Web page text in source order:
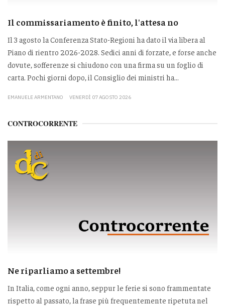
Il commissariamento è finito, l'attesa no
Il 3 agosto la Conferenza Stato-Regioni ha dato il via libera al
Piano di rientro 2026-2028. Sedici anni di forzate, e forse anche
dovute, sofferenze si chiudono con una firma su un foglio di
carta. Pochi giorni dopo, il Consiglio dei ministri ha...
EMANUELE ARMENTANO VENERDÌ 07 AGOSTO 2026
CONTROCORRENTE
Ne riparliamo a settembre!
In Italia, come ogni anno, seppur le ferie si sono frammentate
rispetto al passato, la frase più frequentemente ripetuta nel